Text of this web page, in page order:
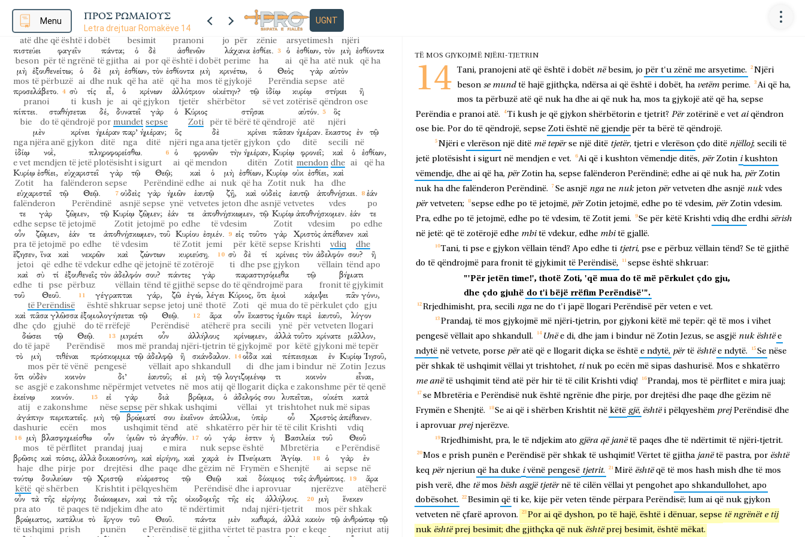
Menu ΠΡΟΣ ΡΩΜΑΙΟΥΣ
Letra drejtuar Romakëve 14
UGNT
τὸν
atë
δὲ
dhe
ἀσθενοῦντα
që është i dobët
τῇ πίστει,
besimit
προσλαμβάνεσθε,
pranoni jo për
διακρίσεις
zënie
διαλογισμῶν.
arsyetimesh njëri
πιστεύει
beson
φαγεῖν
për të ngrënë
πάντα;
të gjitha
ὁ
ai
δὲ
por
ἀσθενῶν
që është i dobët
λάχανα
perime
ἐσθίει.
ha
ὁ
ai
ἐσθίων,
që ha
τὸν
atë
μὴ
nuk
ἐσθίοντα
që ha
μὴ
mos
ἐξουθενείτω;
të përbuzë
ὁ
ai
δὲ
dhe
μὴ
nuk
ἐσθίων,
që ha
τὸν
atë
ἐσθίοντα
që ha
μὴ
mos
κρινέτω,
të gjykojë
ὁ Θεὸς
Perëndia
γὰρ
sepse
αὐτὸν
atë
προσελάβετο.
pranoi
σὺ
ti
τίς
kush
εἶ,
je
ὁ
ai
κρίνων
që gjykon
ἀλλότριον
tjetër
οἰκέτην?
shërbëtor
τῷ ἰδίῳ
së vet
κυρίῳ
zotërisë
στήκει
qëndron
ἢ
ose
πίπτει.
bie
σταθήσεται
do të qëndrojë
δέ,
por
δυνατεῖ
mundet
γὰρ
sepse
ὁ Κύριος
Zoti
στῆσαι
për të bërë të qëndrojë
αὐτόν.
atë
ὃς
njëri
μὲν
nga njëra anë
κρίνει
gjykon
ἡμέραν
ditë
παρ’
nga
ἡμέραν;
ditë
ὃς
njëri
δὲ
nga ana tjetër
κρίνει
gjykon
πᾶσαν
çdo
ἡμέραν.
ditë
ἕκαστος
secili
ἐν
në
τῷ
ἰδίῳ
e vet
νοῒ,
mendjen
πληροφορείσθω.
të jetë plotësisht i sigurt
ὁ
ai
φρονῶν
që mendon
τὴν ἡμέραν,
ditën
Κυρίῳ
Zotit
φρονεῖ;
mendon
καὶ
dhe
ὁ
ai
ἐσθίων,
që ha
Κυρίῳ
Zotit
ἐσθίει,
ha
εὐχαριστεῖ
falënderon
γὰρ
sepse
τῷ Θεῷ;
Perëndinë
καὶ
edhe
ὁ
ai
μὴ
nuk
ἐσθίων,
që ha
Κυρίῳ
Zotit
οὐκ
nuk
ἐσθίει,
ha
καὶ
dhe
εὐχαριστεῖ
falënderon
τῷ Θεῷ.
Perëndinë
οὐδεὶς
asnjë
γὰρ
sepse
ἡμῶν
ynë
ἑαυτῷ
vetvetes
ζῇ,
jeton
καὶ
dhe
οὐδεὶς
asnjë
ἑαυτῷ
vetvetes
ἀποθνῄσκει.
vdes
ἐάν
po
τε
edhe
γὰρ
sepse
ζῶμεν,
të jetojmë
τῷ Κυρίῳ
Zotit
ζῶμεν;
jetojmë
ἐάν
po
τε
edhe
ἀποθνῄσκωμεν,
të vdesim
τῷ Κυρίῳ
Zotit
ἀποθνῄσκομεν.
vdesim
ἐάν
po
τε
edhe
οὖν
pra
ζῶμεν,
të jetojmë
ἐάν
po
τε
edhe
ἀποθνῄσκωμεν,
të vdesim
τοῦ Κυρίου
të Zotit
ἐσμέν.
jemi
εἰς
për
τοῦτο
këtë
γὰρ
sepse
Χριστὸς
Krishti
ἀπέθανεν
vdiq
καὶ
dhe
ἔζησεν,
jetoi
ἵνα
që
καὶ
edhe
νεκρῶν
të vdekur
καὶ
edhe
ζώντων
që jetojnë
κυριεύσῃ.
të zotërojë
σὺ
ti
δὲ
dhe
τί
pse
κρίνεις
gjykon
τὸν ἀδελφόν
vëllain
σου?
tënd
ἢ
apo
καὶ
edhe
σὺ
ti
τί
pse
ἐξουθενεῖς
përbuz
τὸν ἀδελφόν
vëllain
σου?
tënd
πάντες
të gjithë
γὰρ
sepse
παραστησόμεθα
do të qëndrojmë para
τῷ βήματι
fronit të gjykimit
τοῦ Θεοῦ.
të Perëndisë
γέγραπται
është shkruar
γάρ,
sepse
ζῶ
jetoj
ἐγώ,
unë
λέγει
thotë
Κύριος,
Zoti
ὅτι
që
ἐμοὶ
mua
κάμψει
do të përkulet
πᾶν
çdo
γόνυ,
gju
καὶ
dhe
πᾶσα
çdo
γλῶσσα
gjuhë
ἐξομολογήσεται
do të rrëfejë
τῷ Θεῷ.
Perëndisë
ἄρα
atëherë
οὖν
pra
ἕκαστος
secili
ἡμῶν
ynë
περὶ
për
ἑαυτοῦ,
vetveten
λόγον
llogari
δώσει
do të japë
τῷ Θεῷ.
Perëndisë
μηκέτι
mos më
οὖν
prandaj
ἀλλήλους
njëri-tjetrin
κρίνωμεν,
të gjykojmë
ἀλλὰ
por
τοῦτο
këtë
κρίνατε
gjykoni
μᾶλλον,
më tepër
τὸ μὴ
mos
τιθέναι
për të vënë
πρόσκομμα
pengesë
τῷ ἀδελφῷ
vëllait
ἢ
apo
σκάνδαλον.
shkandull
οἶδα
di
καὶ
dhe
πέπεισμαι
jam i bindur
ἐν
në
Κυρίῳ
Zotin
Ἰησοῦ,
Jezus
ὅτι
se
οὐδὲν
asgjë
κοινὸν
e zakonshme
δι’
nëpërmjet
ἑαυτοῦ;
vetvetes
εἰ
në
μὴ
mos
τῷ
atij
λογιζομένῳ
që llogarit
τι
diçka
κοινὸν
e zakonshme
εἶναι,
për të qenë
ἐκείνῳ
atij
κοινόν.
e zakonshme
εἰ
nëse
γὰρ
sepse
διὰ
për shkak
βρῶμα,
ushqimi
ὁ ἀδελφός
vëllai
σου
yt
λυπεῖται,
trishtohet
οὐκέτι
nuk më
κατὰ
sipas
ἀγάπην
dashurie
περιπατεῖς.
ecën
μὴ
mos
τῷ βρώματί
ushqimit
σου
tënd
ἐκεῖνον
atë
ἀπόλλυε,
shkatërro
ὑπὲρ
për hir
οὗ
të të cilit
Χριστὸς
Krishti
ἀπέθανεν.
vdiq
μὴ
mos
βλασφημείσθω
të përflitet
οὖν
prandaj
ὑμῶν
juaj
τὸ ἀγαθόν.
e mira
οὐ
nuk
γάρ
sepse
ἐστιν
është
ἡ Βασιλεία
Mbretëria
τοῦ Θεοῦ
e Perëndisë
βρῶσις
haje
καὶ
dhe
πόσις,
pirje
ἀλλὰ
por
δικαιοσύνη,
drejtësi
καὶ
dhe
εἰρήνη,
paqe
καὶ
dhe
χαρὰ
gëzim
ἐν
në
Πνεύματι
Frymën
Ἁγίῳ.
e Shenjtë
ὁ
ai
γὰρ
sepse
ἐν
në
τούτῳ
këtë
δουλεύων
që shërben
τῷ Χριστῷ
Krishtit
εὐάρεστος
i pëlqyeshëm
τῷ Θεῷ
Perëndisë
καὶ
dhe
δόκιμος
i aprovuar
τοῖς ἀνθρώποις.
njerëzve
ἄρα
atëherë
οὖν
pra
τὰ
ato
τῆς εἰρήνης
të paqes
διώκωμεν,
të ndjekim
καὶ
dhe
τὰ
ato
τῆς οἰκοδομῆς
të ndërtimit
τῆς εἰς
ndaj
ἀλλήλους.
njëri-tjetrit
μὴ
mos
ἕνεκεν
për shkak
βρώματος,
të ushqimi
κατάλυε
prish
τὸ ἔργον
punën
τοῦ Θεοῦ.
e Perëndisë
πάντα
të gjitha
μὲν
vërtet
καθαρά,
të pastra
ἀλλὰ
por
κακὸν
e keqe
τῷ ἀνθρώπῳ
njeriut
τῷ
atij
TË MOS GJYKOJMË NJËRI-TJETRIN
14 Tani, pranojeni atë që është i dobët në besim, jo për t'u zënë me arsyetime.
Njëri
beson se mund të hajë gjithçka, ndërsa ai që është i dobët, ha vetëm perime. Ai që ha,
mos ta përbuzë atë që nuk ha dhe ai që nuk ha, mos ta gjykojë atë që ha, sepse
Perëndia e pranoi atë. Ti kush je që gjykon shërbëtorin e tjetrit? Për zotërinë e vet ai qëndron
ose bie. Por do të qëndrojë, sepse Zoti është në gjendje për ta bërë të qëndrojë.
Njëri e vlerëson një ditë më tepër se një ditë tjetër, tjetri e vlerëson çdo ditë njëlloj; secili të
jetë plotësisht i sigurt në mendjen e vet. Ai që i kushton vëmendje ditës, për Zotin i kushton
vëmendje, dhe ai që ha, për Zotin ha, sepse falënderon Perëndinë; edhe ai që nuk ha, për Zotin
nuk ha dhe falënderon Perëndinë. Se asnjë nga ne nuk jeton për vetveten dhe asnjë nuk vdes
për vetveten; sepse edhe po të jetojmë, për Zotin jetojmë, edhe po të vdesim, për Zotin vdesim.
Pra, edhe po të jetojmë, edhe po të vdesim, të Zotit jemi. Se për këtë Krishti vdiq dhe erdhi sërish
në jetë: që të zotërojë edhe mbi të vdekur, edhe mbi të gjallë.
Tani, ti pse e gjykon vëllain tënd? Apo edhe ti tjetri, pse e përbuz vëllain tënd? Se të gjithë
do të qëndrojmë para fronit të gjykimit të Perëndisë, sepse është shkruar:
"'Për jetën time!', thotë Zoti, 'që mua do të më përkulet çdo gju,
dhe çdo gjuhë do t'i bëjë rrëfim Perëndisë'".
Rrjedhimisht, pra, secili nga ne do t'i japë llogari Perëndisë për veten e vet.
Prandaj, të mos gjykojmë më njëri-tjetrin, por gjykoni këtë më tepër: që të mos i vihet
pengesë vëllait apo shkandull. Unë e di, dhe jam i bindur në Zotin Jezus, se asgjë nuk është e
ndytë në vetvete, porse për atë që e llogarit diçka se është e ndytë, për të është e ndytë. Se nëse
për shkak të ushqimit vëllai yt trishtohet, ti nuk po ecën më sipas dashurisë. Mos e shkatërro
me anë të ushqimit tënd atë për hir të të cilit Krishti vdiq! Prandaj, mos të përflitet e mira juaj;
se Mbretëria e Perëndisë nuk është ngrënie dhe pirje, por drejtësi dhe paqe dhe gëzim në
Frymën e Shenjtë. Se ai që i shërben Krishtit në këtë gjë, është i pëlqyeshëm prej Perëndisë dhe
i aprovuar prej njerëzve.
Rrjedhimisht, pra, le të ndjekim ato gjëra që janë të paqes dhe të ndërtimit të njëri-tjetrit.
Mos e prish punën e Perëndisë për shkak të ushqimit! Vërtet të gjitha janë të pastra, por është
keq për njeriun që ha duke i vënë pengesë tjetrit. Mirë është që të mos hash mish dhe të mos
pish verë, dhe të mos bësh asgjë tjetër në të cilën vëllai yt pengohet apo shkandullohet, apo
dobësohet.
Besimin që ti ke, kije për veten tënde përpara Perëndisë; lum ai që nuk gjykon
vetveten në çfarë aprovon. Por ai që dyshon, po të hajë, është i dënuar, sepse të ngrënët e tij
nuk është prej besimit; dhe gjithçka që nuk është prej besimit, është mëkat.